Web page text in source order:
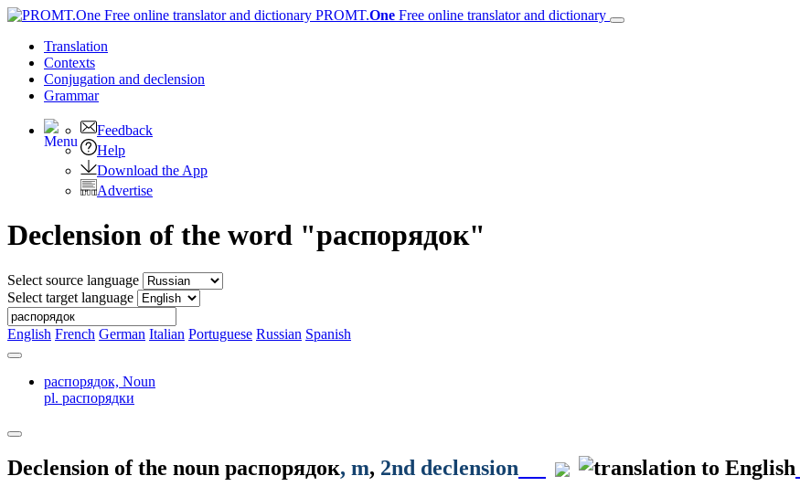
PROMT.One Free online translator and dictionary
Translation
Contexts
Conjugation and declension
Grammar
Feedback
Help
Download the App
Advertise
Declension of the word "распорядок"
Select source language
Select target language
English French German Italian Portuguese Russian Spanish
распорядок, Noun
pl. распорядки
Declension of the noun распорядок, m, 2nd declension